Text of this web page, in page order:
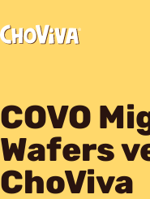
COVO
Wafers
ChoViva